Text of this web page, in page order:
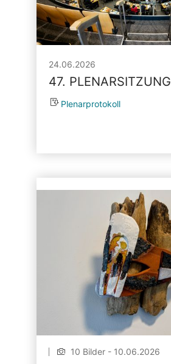
24.06.2026
47. PLENARSITZUNG
Plenarprotokoll
10 Bilder - 10.06.2026